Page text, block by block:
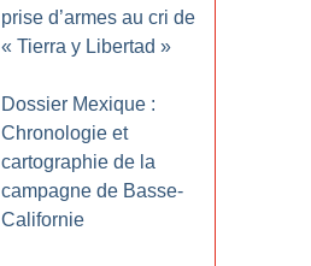
prise d’armes au cri de
« Tierra y Libertad »
Dossier Mexique :
Chronologie et
cartographie de la
campagne de Basse-
Californie